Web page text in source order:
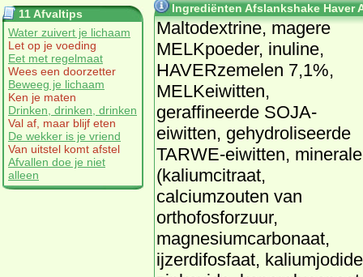
11 Afvaltips
Water zuivert je lichaam
Let op je voeding
Eet met regelmaat
Wees een doorzetter
Beweeg je lichaam
Ken je maten
Drinken, drinken, drinken
Val af, maar blijf eten
De wekker is je vriend
Van uitstel komt afstel
Afvallen doe je niet
alleen
Ingrediënten Afslankshake Haver
Maltodextrine, magere
MELKpoeder, inuline,
HAVERzemelen 7,1%,
MELKeiwitten,
geraffineerde SOJA-
eiwitten, gehydroliseerde
TARWE-eiwitten,
(kaliumcitraat,
calciumzouten van
orthofosforzuur,
magnesiumcarbonaat,
ijzerdifosfaat,